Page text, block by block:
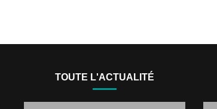
TOUTE L'ACTUALITÉ